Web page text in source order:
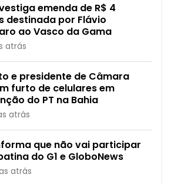
emenda de R$ 4
destinada por Flávio
ao Vasco da Gama
atrás
e presidente de Câmara
furto de celulares em
do PT na Bahia
atrás
que não vai participar
do G1 e GloboNews
atrás